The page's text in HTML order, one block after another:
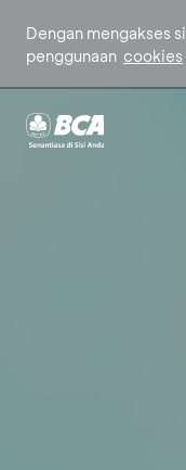
Dengan mengakses
penggunaan cookies